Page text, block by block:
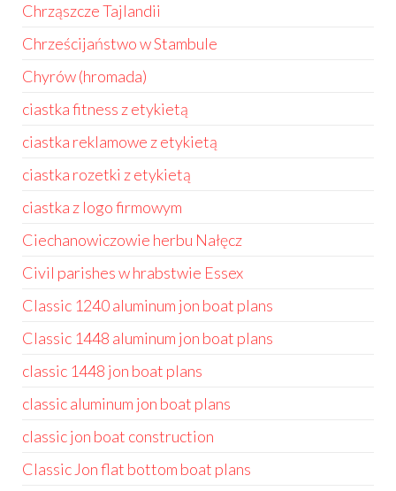
Chrząszcze Tajlandii
Chrześcijaństwo w Stambule
Chyrów (hromada)
ciastka fitness z etykietą
ciastka reklamowe z etykietą
ciastka rozetki z etykietą
ciastka z logo firmowym
Ciechanowiczowie herbu Nałęcz
Civil parishes w hrabstwie Essex
Classic 1240 aluminum jon boat plans
Classic 1448 aluminum jon boat plans
classic 1448 jon boat plans
classic aluminum jon boat plans
classic jon boat construction
Classic Jon flat bottom boat plans